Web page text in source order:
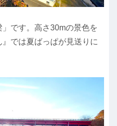
です。高さ30mの景色を
では夏ばっぱが見送りに